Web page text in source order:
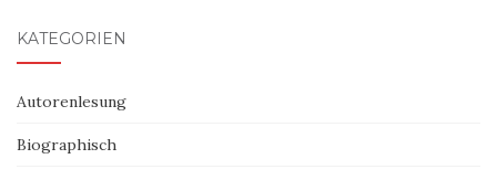
KATEGORIEN
Autorenlesung
Biographisch